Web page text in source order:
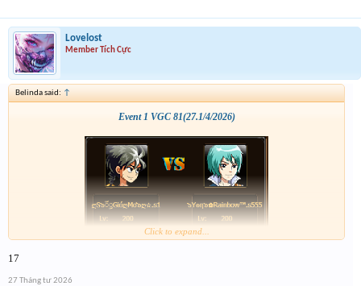
Lovelost
Member Tích Cực
Belinda said: ↑
Event 1 VGC 81(27.1/4/2026)
Click to expand...
17
27 Tháng tư 2026